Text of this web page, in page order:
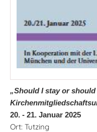
„Should I stay or
20. - 21. Januar 2025
Ort: Tutzing